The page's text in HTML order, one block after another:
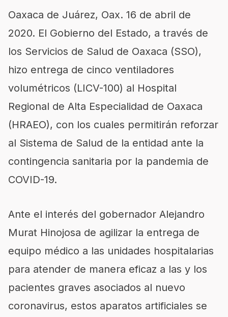
Oaxaca de Juárez, Oax. 16 de abril de
2020. El Gobierno del Estado, a través de
los Servicios de Salud de Oaxaca (SSO),
hizo entrega de cinco ventiladores
volumétricos (LICV-100) al Hospital
Regional de Alta Especialidad de Oaxaca
(HRAEO), con los cuales permitirán reforzar
al Sistema de Salud de la entidad ante la
contingencia sanitaria por la pandemia de
COVID-19.
Ante el interés del gobernador Alejandro
Murat Hinojosa de agilizar la entrega de
equipo médico a las unidades hospitalarias
para atender de manera eficaz a las y los
pacientes graves asociados al nuevo
coronavirus, estos aparatos artificiales se